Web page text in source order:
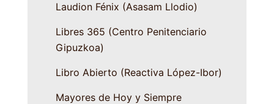
Laudion Fénix (Asasam Llodio)
Libres 365 (Centro Penitenciario
Gipuzkoa)
Libro Abierto (Reactiva López-Ibor)
Mayores de Hoy y Siempre